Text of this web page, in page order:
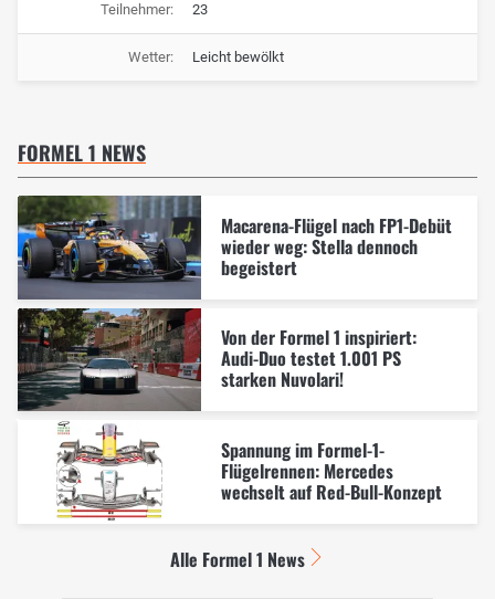
Teilnehmer: 23
Wetter: Leicht bewölkt
FORMEL 1 NEWS
Macarena-Flügel nach FP1-Debüt
wieder weg: Stella dennoch
begeistert
Von der Formel 1 inspiriert:
Audi-Duo testet 1.001 PS
starken Nuvolari!
Spannung im Formel-1-
Flügelrennen: Mercedes
wechselt auf Red-Bull-Konzept
Alle Formel 1 News